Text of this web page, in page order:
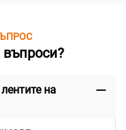
на